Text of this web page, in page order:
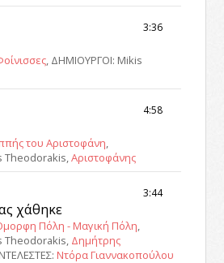
3:36
, ΔΗΜΙΟΥΡΓΟΙ: Mikis
4:58
του Αριστοφάνη,
Theodorakis,Αριστοφάνης
3:44
χάθηκε
Πόλη - Μαγική Πόλη,
Theodorakis, Δημήτρης
Ντόρα Γιαννακοπούλου